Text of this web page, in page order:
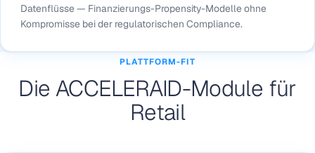
Datenflüsse — Finanzierungs-Propensity-Modelle ohne
Kompromisse bei der regulatorischen Compliance.
PLATTFORM-FIT
Die ACCELERAID-Module für
Retail